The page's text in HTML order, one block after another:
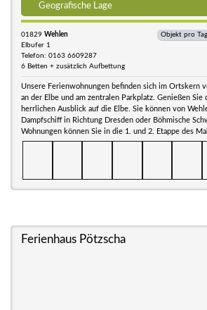
Geografische Lage
01829 Wehlen
Elbufer 1
Telefon: 0163 6609287
6 Betten + zusätzlich Aufbettung
Objekt pro
Unsere Ferienwohnungen befinden sich im Ortskern
an der Elbe und am zentralen Parkplatz. Genießen Sie
herrlichen Ausblick auf die Elbe. Sie können von
Dampfschiff in Richtung Dresden oder Böhmische
Wohnungen können Sie in die 1. und 2. Etappe des
Ferienhaus Pötzscha